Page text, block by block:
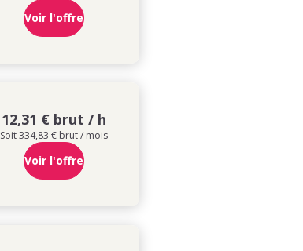
Voir l'offre
12,31 € brut / h
Soit 334,83 € brut / mois
Voir l'offre